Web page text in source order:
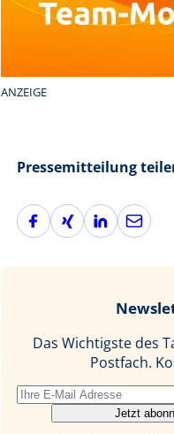
ANZEIGE
Pressemitteilung
F
a
X
i
L
i
n
E
-
l
Das Wichtigste des
Postfach.
Jetzt